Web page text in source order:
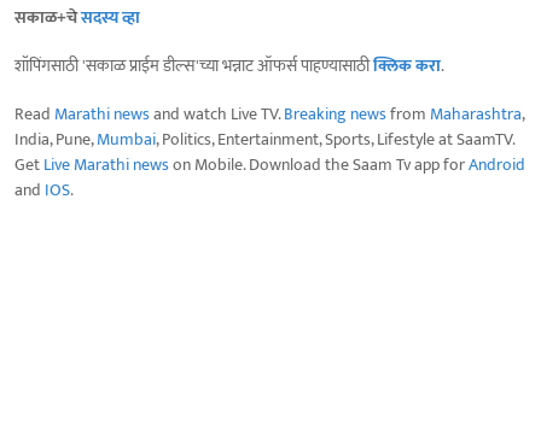
सकाळ+चेसदस्य व्हा
शॉपिंगसाठी 'सकाळ प्राईम डील्स'च्या भन्नाट ऑफर्स पाहण्यासाठीक्लिक करा.
Read Marathi newsand watch Live TV.Breaking newsfrom Maharashtra,
India, Pune,Mumbai, Politics, Entertainment, Sports, Lifestyle at SaamTV.
GetLive Marathi newson Mobile. Download the Saam Tv app forAndroid
and IOS.